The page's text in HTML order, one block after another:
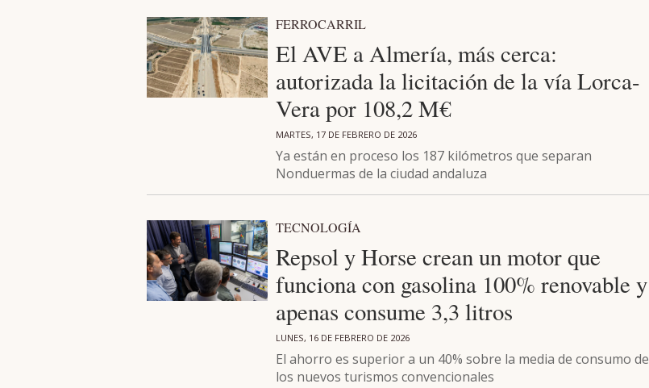
FERROCARRIL
El AVE a Almería, más cerca:
autorizada la licitación de la vía Lorca-
Vera por 108,2 M€
MARTES, 17 DE FEBRERO DE 2026
Ya están en proceso los 187 kilómetros que separan
Nonduermas de la ciudad andaluza
TECNOLOGÍA
Repsol y Horse crean un motor que
funciona con gasolina 100% renovable y
apenas consume 3,3 litros
LUNES, 16 DE FEBRERO DE 2026
El ahorro es superior a un 40% sobre la media de consumo de
los nuevos turismos convencionales